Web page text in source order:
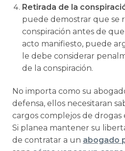
Retirada de la
puede demostrar que se
conspiración antes de
acto manifiesto, puede
le debe considerar
de la conspiración.
No importa como su
defensa, ellos necesitaran
cargos complejos de
Si planea mantener su
de contratar a un abogado